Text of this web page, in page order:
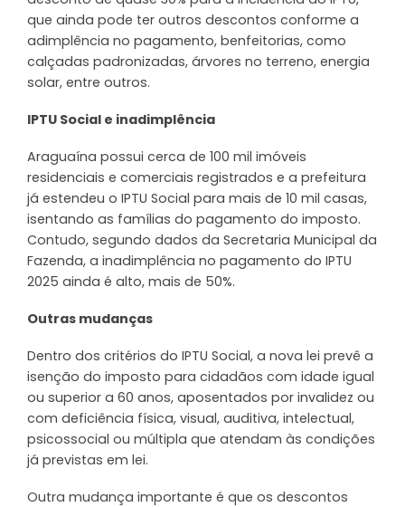
que ainda pode ter outros descontos conforme a
adimplência no pagamento, benfeitorias, como
calçadas padronizadas, árvores no terreno, energia
solar, entre outros.
IPTU Social e inadimplência
Araguaína possui cerca de 100 mil imóveis
residenciais e comerciais registrados e a prefeitura
já estendeu o IPTU Social para mais de 10 mil casas,
isentando as famílias do pagamento do imposto.
Contudo, segundo dados da Secretaria Municipal da
Fazenda, a inadimplência no pagamento do IPTU
2025 ainda é alto, mais de 50%.
Outras mudanças
Dentro dos critérios do IPTU Social, a nova lei prevê a
isenção do imposto para cidadãos com idade igual
ou superior a 60 anos, aposentados por invalidez ou
com deficiência física, visual, auditiva, intelectual,
psicossocial ou múltipla que atendam às condições
já previstas em lei.
Outra mudança importante é que os descontos